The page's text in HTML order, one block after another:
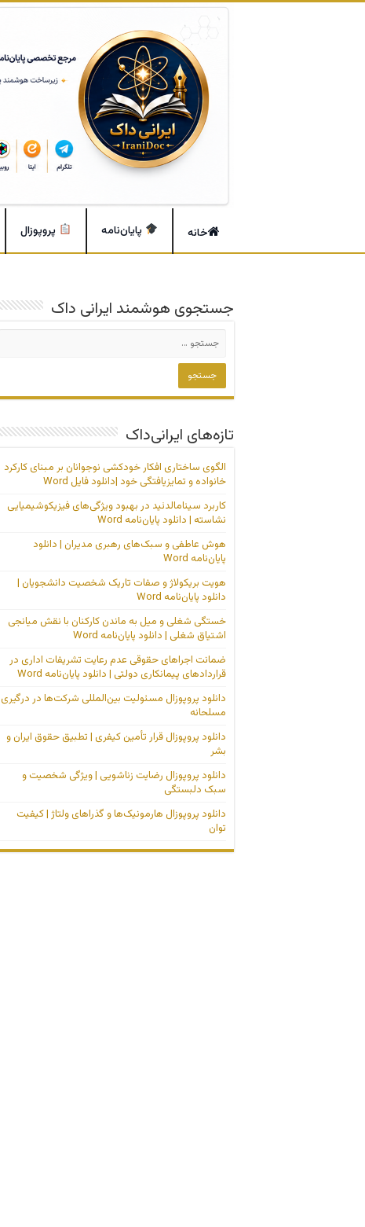
خانه پایان‌نامه پروپوزال
جستجوی هوشمند ایرانی داک
تازه‌های ایرانی‌داک
الگوی ساختاری افکار خودکشی نوجوانان بر مبنای کارکرد
خانواده و تمایزیافتگی خود |دانلود فایل Word
کاربرد سینامالدئید در بهبود ویژگی‌های فیزیکوشیمیایی
نشاسته | دانلود پایان‌نامه Word
هوش عاطفی و سبک‌های رهبری مدیران | دانلود
پایان‌نامه Word
هویت بریکولاژ و صفات تاریک شخصیت دانشجویان |
دانلود پایان‌نامه Word
خستگی شغلی و میل به ماندن کارکنان با نقش میانجی
اشتیاق شغلی | دانلود پایان‌نامه Word
ضمانت اجراهای حقوقی عدم رعایت تشریفات اداری در
قراردادهای پیمانکاری دولتی | دانلود پایان‌نامه Word
دانلود پروپوزال مسئولیت بین‌المللی شرکت‌ها در درگیری
مسلحانه
دانلود پروپوزال قرار تأمین کیفری | تطبیق حقوق ایران و
بشر
دانلود پروپوزال رضایت زناشویی | ویژگی شخصیت و
سبک دلبستگی
دانلود پروپوزال هارمونیک‌ها و گذراهای ولتاژ | کیفیت
توان